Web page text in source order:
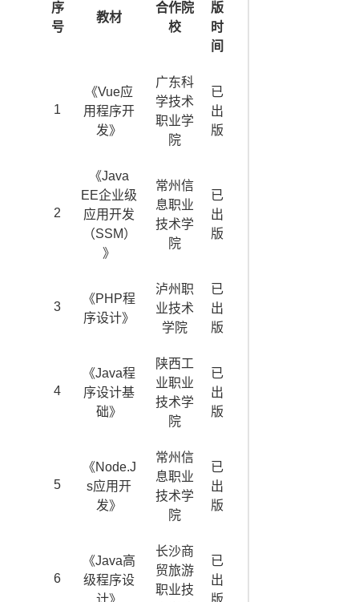
序
号
教材
合作院
校
版
时
间
1
《Vue应
用程序开
发》
广东科
学技术
职业学
院
已
出
版
2
《Java
EE企业级
应用开发
（SSM）
》
常州信
息职业
技术学
院
已
出
版
3
《PHP程
序设计》
泸州职
业技术
学院
已
出
版
4
《Java程
序设计基
础》
陕西工
业职业
技术学
院
已
出
版
5
《Node.J
s应用开
发》
常州信
息职业
技术学
院
已
出
版
6
《Java高
级程序设
计》
长沙商
贸旅游
职业技
已
出
版